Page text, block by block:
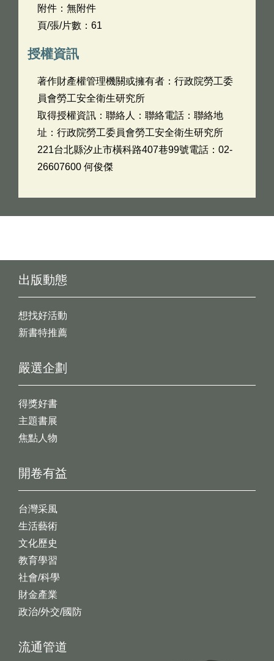
附件：無附件
頁/張/片數：61
授權資訊
著作財產權管理機關或擁有者：行政院勞工委
員會勞工安全衛生研究所
取得授權資訊：聯絡人：聯絡電話：聯絡地
址：行政院勞工委員會勞工安全衛生研究所
221台北縣汐止市橫科路407巷99號電話：02-
26607600 何俊傑
出版動態
想找好活動
新書特推薦
開卷有益
台灣采風
生活藝術
文化歷史
教育學習
社會/科學
財金產業
政治/外交/國防
嚴選企劃
得獎好書
主題書展
焦點人物
流通管道